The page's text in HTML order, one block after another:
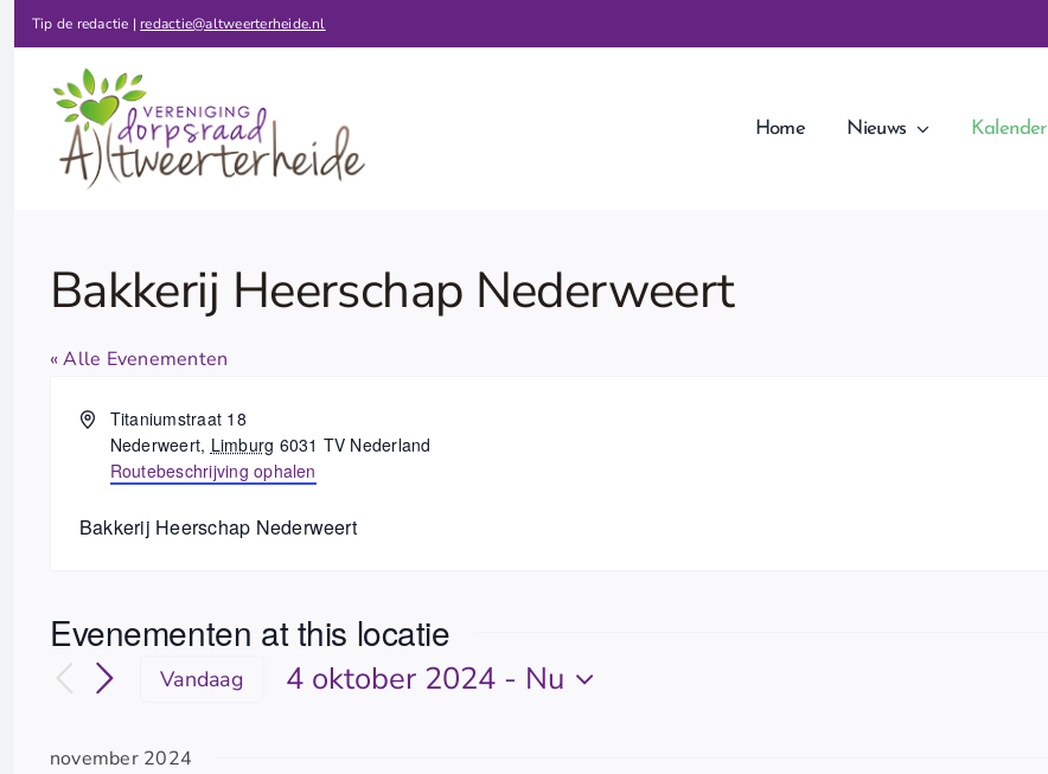
naar
Tip de redactie | redactie@altweerterheide.nl
Home Nieuws Kalender
Bakkerij Heerschap Nederweert
« Alle Evenementen
AdresTitaniumstraat 18
Nederweert, Limburg 6031 TV Nederland
Routebeschrijving ophalen
Bakkerij Heerschap Nederweert
Evenementen at this locatie
Vandaag 4 oktober 2024 - Nu
november 2024